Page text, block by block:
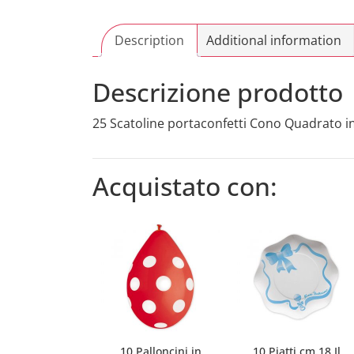
Description Additional information
Descrizione prodotto
25 Scatoline portaconfetti Cono Quadrato
Acquistato con: